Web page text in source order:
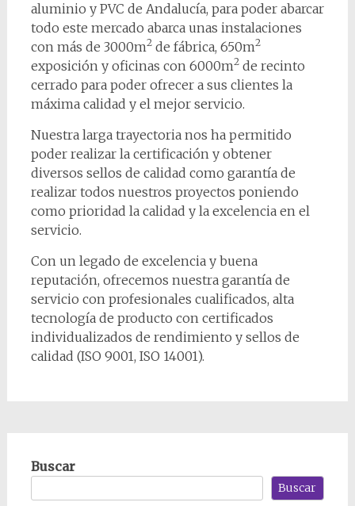
aluminio y PVC de Andalucía, para poder abarcar
todo este mercado abarca unas instalaciones
con más de 3000m2de fábrica, 650m2
exposición y oficinas con 6000m2de recinto
cerrado para poder ofrecer a sus clientes la
máxima calidad y el mejor servicio.
Nuestra larga trayectoria nos ha permitido
poder realizar la certificación y obtener
diversos sellos de calidad como garantía de
realizar todos nuestros proyectos poniendo
como prioridad la calidad y la excelencia en el
servicio.
Con un legado de excelencia y buena
reputación, ofrecemos nuestra garantía de
servicio con profesionales cualificados, alta
tecnología de producto con certificados
individualizados de rendimiento y sellos de
calidad (ISO 9001, ISO 14001).
Buscar
Buscar